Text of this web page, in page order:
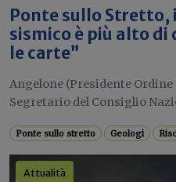
Ponte sullo Stretto,
sismico è più alto
le carte”
Angelone (Presidente
Segretario del Consiglio
Ponte sullo stretto Geologi
Attualità